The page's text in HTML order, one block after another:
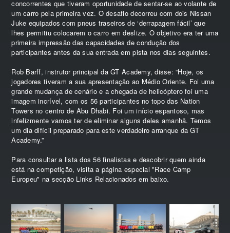
concorrentes que tiveram oportunidade de sentar-se ao volante de
um carro pela primeira vez. O desafio decorreu com dois Nissan
Juke equipados com pneus traseiros de ‘derrapagem fácil’ que
lhes permitiu colocarem o carro em deslize. O objetivo era ter uma
primeira impressão das capacidades de condução dos
participantes antes da sua entrada em pista nos dias seguintes.
Rob Barff, instrutor principal da GT Academy, disse: “Hoje, os
jogadores tiveram a sua apresentação ao Médio Oriente. Foi uma
grande mudança de cenário e a chegada de helicóptero foi uma
imagem incrível, com os 56 participantes no topo das Nation
Towers no centro de Abu Dhabi. Foi um início espantoso, mas
infelizmente vamos ter de eliminar alguns deles amanhã. Temos
um dia difícil preparado para este verdadeiro arranque da GT
Academy.”
Para consultar a lista dos 56 finalistas e descobrir quem ainda
está na competição, visita a página especial "Race Camp
Europeu" na secção Links Relacionados em baixo.